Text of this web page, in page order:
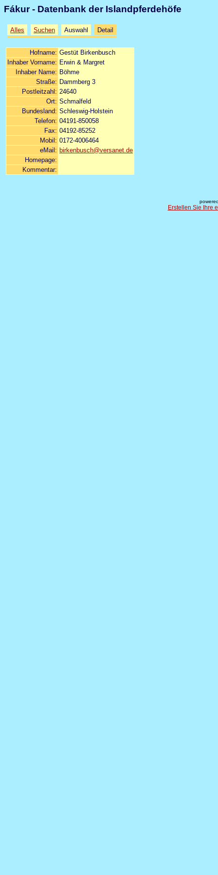
Fákur - Datenbank der Islandpferdehöfe
Alles Suchen Auswahl Detail
Hofname: Gestüt Birkenbusch
Inhaber Vorname: Erwin & Margret
Inhaber Name: Böhme
Straße: Dammberg 3
Postleitzahl: 24640
Ort: Schmalfeld
Bundesland: Schleswig-Holstein
Telefon: 04191-850058
Fax: 04192-85252
Mobil: 0172-4006464
eMail: birkenbusch@versanet.de
Homepage:
Kommentar:
Erstellen Sie Ihre